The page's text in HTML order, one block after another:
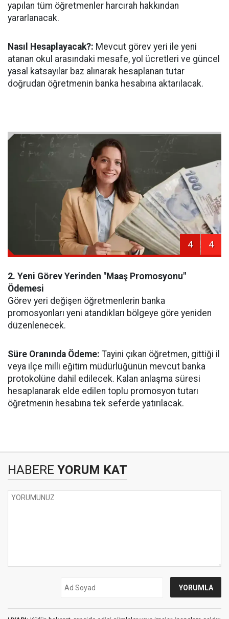
yapılan tüm öğretmenler harcırah hakkından
yararlanacak.
Nasıl Hesaplayacak?: Mevcut görev yeri ile yeni
atanan okul arasındaki mesafe, yol ücretleri ve güncel
yasal katsayılar baz alınarak hesaplanan tutar
doğrudan öğretmenin banka hesabına aktarılacak.
4 4
2. Yeni Görev Yerinden "Maaş Promosyonu"
Ödemesi
Görev yeri değişen öğretmenlerin banka
promosyonları yeni atandıkları bölgeye göre yeniden
düzenlenecek.
Süre Oranında Ödeme: Tayini çıkan öğretmen, gittiği il
veya ilçe milli eğitim müdürlüğünün mevcut banka
protokolüne dahil edilecek. Kalan anlaşma süresi
hesaplanarak elde edilen toplu promosyon tutarı
öğretmenin hesabına tek seferde yatırılacak.
HABERE YORUM KAT